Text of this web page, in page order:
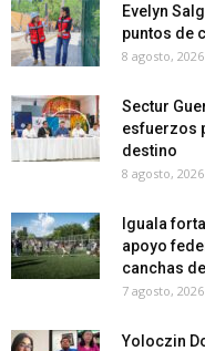
Evelyn
puntos de
8 agosto, 2026
Sectur
esfuerzos
destino
8 agosto, 2026
Iguala
apoyo
canchas
7 agosto, 2026
Yoloczin